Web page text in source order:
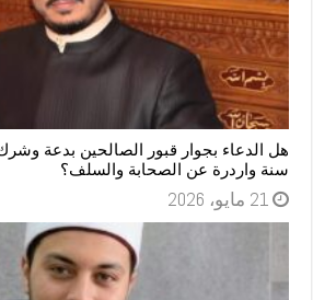
هل الدعاء بجوار قبور الصالحين بدعة
سنة واردرة عن الصحابة والسلف؟
21 مايو، 2026